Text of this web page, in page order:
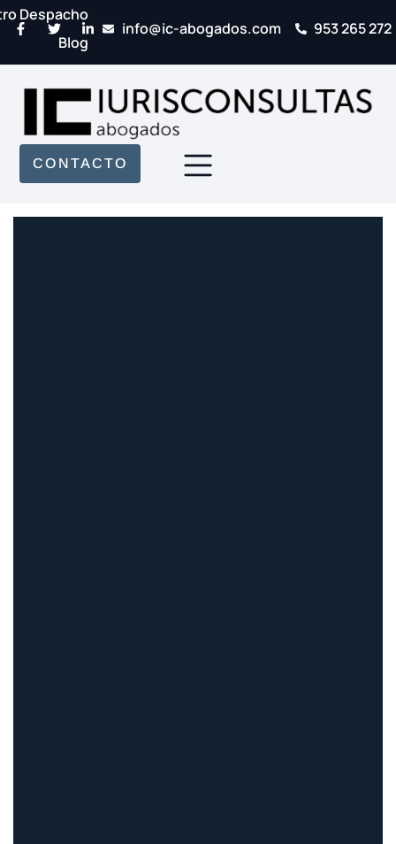
Despacho
Blog
info@ic-abogados.com 953 265 272
CONTACTO